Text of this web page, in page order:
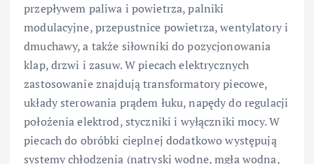
przepływem paliwa i powietrza, palniki
modulacyjne, przepustnice powietrza, wentylatory i
dmuchawy, a także siłowniki do pozycjonowania
klap, drzwi i zasuw. W piecach elektrycznych
zastosowanie znajdują transformatory piecowe,
układy sterowania prądem łuku, napędy do regulacji
położenia elektrod, styczniki i wyłączniki mocy. W
piecach do obróbki cieplnej dodatkowo występują
systemy chłodzenia (natryski wodne, mgła wodna,